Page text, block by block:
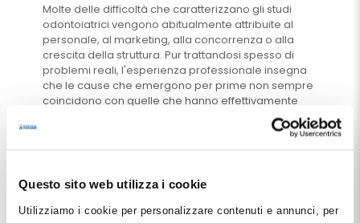
Questo sito web utilizza i cookie
Utilizziamo i cookie per personalizzare contenuti e annunci, per
Molte delle difficoltà che caratterizzano gli studi
odontoiatrici vengono abitualmente attribuite al
personale, al marketing, alla concorrenza o alla
crescita della struttura. Pur trattandosi spesso di
problemi reali, l'esperienza professionale insegna
che le cause che emergono per prime non sempre
coincidono con quelle che hanno effettivamente
generato la criticità. Attraverso una riflessione sui
temi dell'organizzazione, della delega, della
chiave di lettura delle difficoltà organizzative dello
studio odontoiatrico, evidenziando come molte
fragilità apparentemente riconducibili alle persone